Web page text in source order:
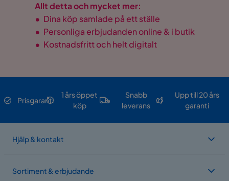
Allt detta och mycket mer:
• Dina köp samlade på ett ställe
• Personliga erbjudanden online & i butik
• Kostnadsfritt och helt digitalt
Prisgaranti
1 års öppet
köp
Snabb
leverans
Upp till 20 års
garanti
Hjälp & kontakt
Sortiment & erbjudande